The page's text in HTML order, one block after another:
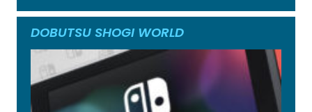
DOBUTSU SHOGI WORLD